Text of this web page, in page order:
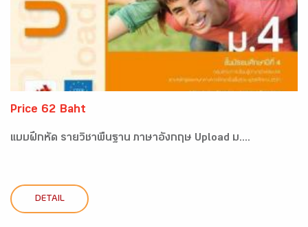
Price 62 Baht
แบบฝึกหัด รายวิชาพื้นฐาน ภาษาอังกฤษ Upload ม....
DETAIL